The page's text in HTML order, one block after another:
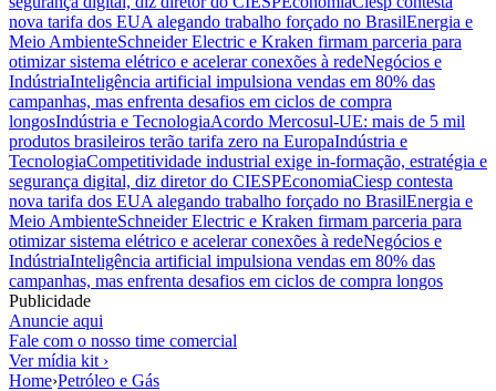
nova tarifa dos EUA alegando trabalho forçado no BrasilEnergia e
Meio AmbienteSchneider Electric e Kraken firmam parceria para
otimizar sistema elétrico e acelerar conexões à redeNegócios e
IndústriaInteligência artificial impulsiona vendas em 80% das
campanhas, mas enfrenta desafios em ciclos de compra
longosIndústria e TecnologiaAcordo Mercosul-UE: mais de 5 mil
produtos brasileiros terão tarifa zero na EuropaIndústria e
TecnologiaCompetitividade industrial exige in-formação, estratégia e
segurança digital, diz diretor do CIESPEconomiaCiesp contesta
nova tarifa dos EUA alegando trabalho forçado no BrasilEnergia e
Meio AmbienteSchneider Electric e Kraken firmam parceria para
otimizar sistema elétrico e acelerar conexões à redeNegócios e
IndústriaInteligência artificial impulsiona vendas em 80% das
campanhas, mas enfrenta desafios em ciclos de compra longos
Publicidade
Anuncie aqui
Fale com o nosso time comercial
Ver mídia kit ›
Home›Petróleo e Gás